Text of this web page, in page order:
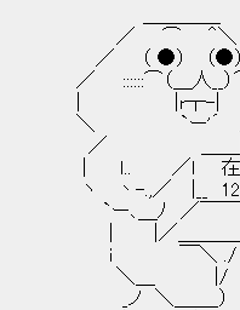
／ ⌒ ＾＼
／ （ ●） （●）
／ ::::::⌒（＿人__）
| |r┬-| | え
＼ `ー'´
／ ＿＿|__
| ｌ.. ／l 在
ヽ 丶-.,／ |__ 120
`ー､＿ﾉ ／￣￣
| |／＿＿＿
i ￣＼ ./
＼＿ |/
_ノ ＼＿＿_） ﾄ